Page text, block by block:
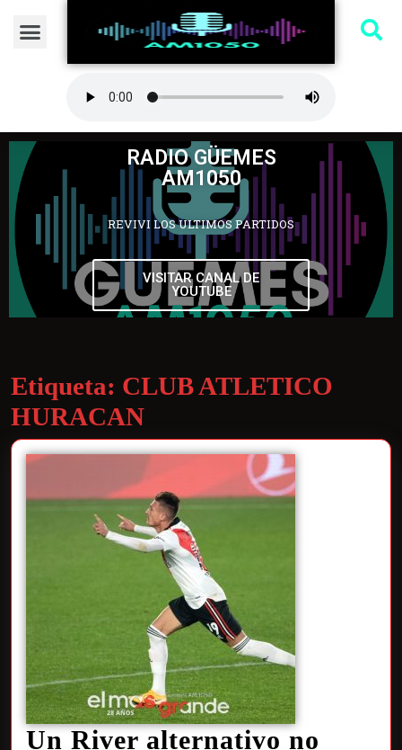
RADIO GÜEMES
AM1050
REVIVI LOS ULTIMOS PARTIDOS
VISITAR CANAL DE
YOUTUBE
Etiqueta: CLUB ATLETICO
HURACAN
Un River alternativo no